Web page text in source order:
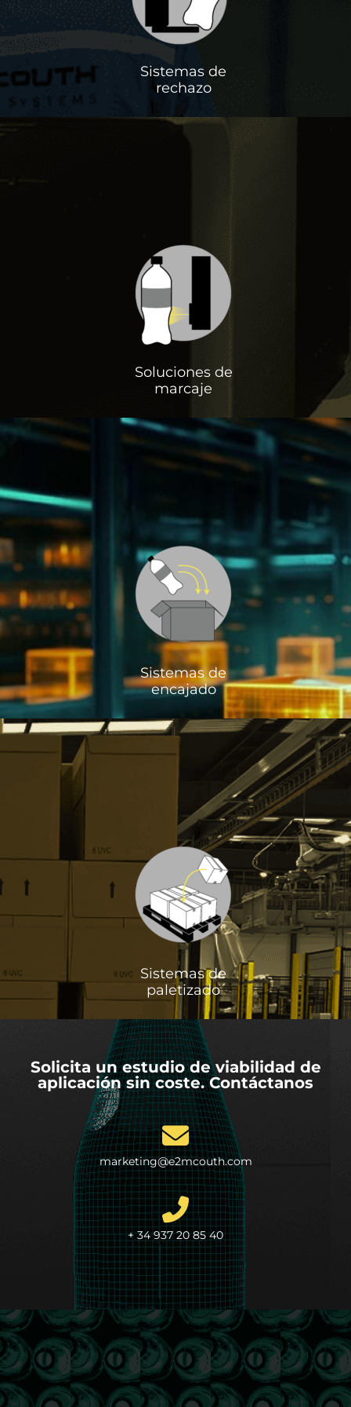
Sistemas de
rechazo
Soluciones de
marcaje
Sistemas de
encajado
Sistemas de
paletizado
Solicita un estudio de viabilidad de
aplicación sin coste. Contáctanos
marketing@e2mcouth.com
+ 34 937 20 85 40